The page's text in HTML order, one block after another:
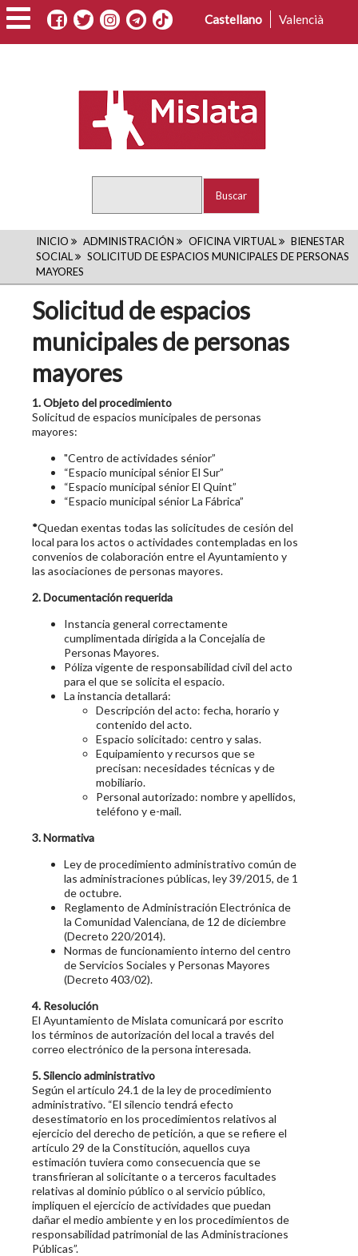
Pasar
al
contenido
Castellano Valencià
RUTA
DE
NAVEGACIÓN
INICIO ADMINISTRACIÓN OFICINA VIRTUAL
BIENESTAR
SOCIAL
SOLICITUD DE ESPACIOS MUNICIPALES DE PERSONAS
MAYORES
Solicitud de espacios
municipales de personas
mayores
1. Objeto del procedimiento
Solicitud de espacios municipales de personas
mayores:
"Centro de actividades sénior”
“Espacio municipal sénior El Sur”
“Espacio municipal sénior El Quint”
“Espacio municipal sénior La Fábrica”
*Quedan exentas todas las solicitudes de cesión del
local para los actos o actividades contempladas en los
convenios de colaboración entre el Ayuntamiento y
las asociaciones de personas mayores.
2. Documentación requerida
Instancia general correctamente
cumplimentada dirigida a la Concejalía de
Personas Mayores.
Póliza vigente de responsabilidad civil del acto
para el que se solicita el espacio.
La instancia detallará:
Descripción del acto: fecha, horario y
contenido del acto.
Espacio solicitado: centro y salas.
Equipamiento y recursos que se
precisan: necesidades técnicas y de
mobiliario.
Personal autorizado: nombre y apellidos,
teléfono y e-mail.
3. Normativa
Ley de procedimiento administrativo común de
las administraciones públicas, ley 39/2015, de 1
de octubre.
Reglamento de Administración Electrónica de
la Comunidad Valenciana, de 12 de diciembre
(Decreto 220/2014).
Normas de funcionamiento interno del centro
de Servicios Sociales y Personas Mayores
(Decreto 403/02).
4. Resolución
El Ayuntamiento de Mislata comunicará por escrito
los términos de autorización del local a través del
correo electrónico de la persona interesada.
5. Silencio administrativo
Según el artículo 24.1 de la ley de procedimiento
administrativo. “El silencio tendrá efecto
desestimatorio en los procedimientos relativos al
ejercicio del derecho de petición, a que se refiere el
artículo 29 de la Constitución, aquellos cuya
estimación tuviera como consecuencia que se
transfirieran al solicitante o a terceros facultades
relativas al dominio público o al servicio público,
impliquen el ejercicio de actividades que puedan
dañar el medio ambiente y en los procedimientos de
responsabilidad patrimonial de las Administraciones
Públicas”.